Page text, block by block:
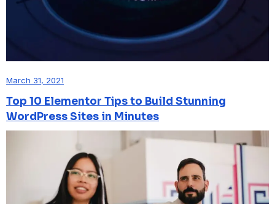
March 31, 2021
Top 10 Elementor Tips to Build Stunning
WordPress Sites in Minutes